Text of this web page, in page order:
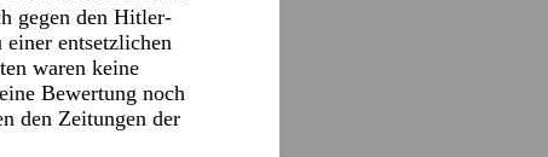
gegen den Hitler-
entsetzlichen
waren keine
Bewertung noch
den Zeitungen der